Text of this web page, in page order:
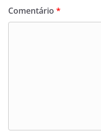
Comentário *